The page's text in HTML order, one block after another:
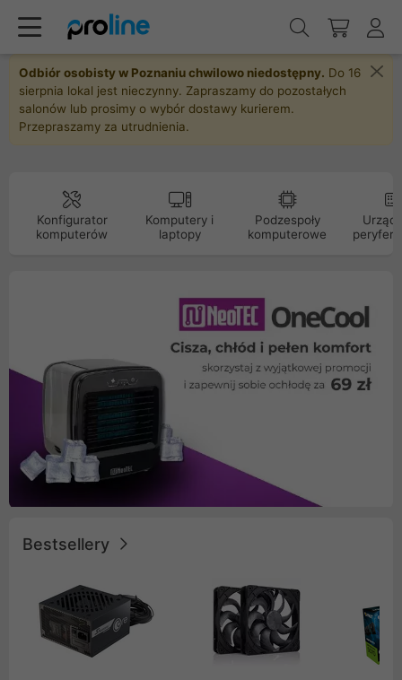
Odbiór osobisty w Poznaniu chwilowo niedostępny. Do 16
sierpnia lokal jest nieczynny. Zapraszamy do pozostałych
salonów lub prosimy o wybór dostawy kurierem.
Przepraszamy za utrudnienia.
Konfigurator
komputerów
Komputery i
laptopy
Podzespoły
komputerowe
Bestsellery